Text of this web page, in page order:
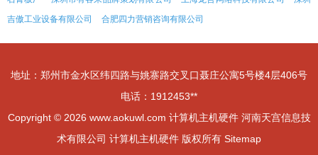
吉傲工业设备有限公司
合肥四力营销咨询有限公司
地址：郑州市金水区纬四路与姚寨路交叉口聂庄公寓5号楼4层406号
电话：1912453**
Copyright © 2026 www.aokuwl.com 计算机主机硬件 河南天宫信息技
术有限公司 计算机主机硬件 版权所有 Sitemap